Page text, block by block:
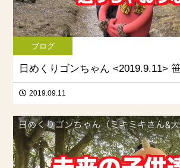
ブログ
日めくりゴンちゃん <2019.9.11>
2019.09.11